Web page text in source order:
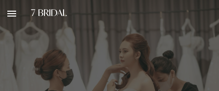
Skip to main content Skip to navigation